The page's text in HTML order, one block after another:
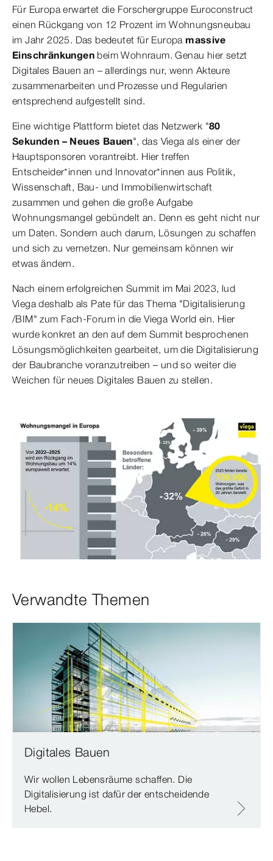
Für Europa erwartet die Forschergruppe Euroconstruct
einen Rückgang von 12 Prozent im Wohnungsneubau
im Jahr 2025. Das bedeutet für Europa massive
Einschränkungen beim Wohnraum. Genau hier setzt
Digitales Bauen an – allerdings nur, wenn Akteure
zusammenarbeiten und Prozesse und Regularien
entsprechend aufgestellt sind.
Eine wichtige Plattform bietet das Netzwerk "80
Sekunden – Neues Bauen", das Viega als einer der
Hauptsponsoren vorantreibt. Hier treffen
Entscheider*innen und Innovator*innen aus Politik,
Wissenschaft, Bau- und Immobilienwirtschaft
zusammen und gehen die große Aufgabe
Wohnungsmangel gebündelt an. Denn es geht nicht nur
um Daten. Sondern auch darum, Lösungen zu schaffen
und sich zu vernetzen. Nur gemeinsam können wir
etwas ändern.
Nach einem erfolgreichen Summit im Mai 2023, lud
Viega deshalb als Pate für das Thema "Digitalisierung
/BIM" zum Fach-Forum in die Viega World ein. Hier
wurde konkret an den auf dem Summit besprochenen
Lösungsmöglichkeiten gearbeitet, um die Digitalisierung
der Baubranche voranzutreiben – und so weiter die
Weichen für neues Digitales Bauen zu stellen.
Verwandte Themen
Digitales Bauen
Wir wollen Lebensräume schaffen. Die
Digitalisierung ist dafür der entscheidende
Hebel.